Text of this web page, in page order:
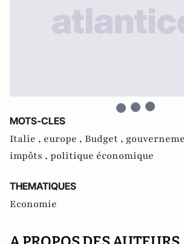
MOTS-CLES
Italie , europe , Budget ,
impôts , politique économique
THEMATIQUES
Economie